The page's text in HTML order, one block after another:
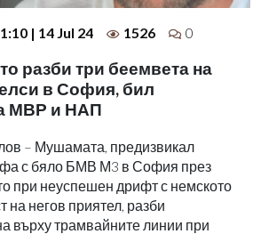
| 14 Jul 24 1526 0
разби три беемвета на
в София, бил
МВР и НАП
– Мушамата, предизвикал
с бяло БМВ М3 в София през
при неуспешен дрифт с немското
на негов приятел, разби
върху трамвайните линии при